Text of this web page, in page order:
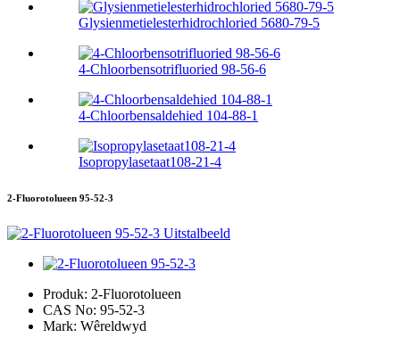
Glysienmetielesterhidrochloried 5680-79-5
4-Chloorbensotrifluoried 98-56-6
4-Chloorbensaldehied 104-88-1
Isopropylasetaat108-21-4
2-Fluorotolueen 95-52-3
Produk: 2-Fluorotolueen
CAS No: 95-52-3
Mark: Wêreldwyd